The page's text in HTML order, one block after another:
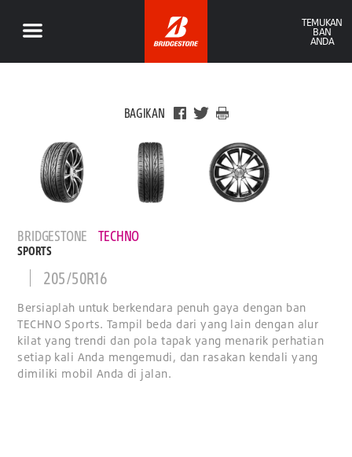
TEMUKAN
BAN
ANDA
BAGIKAN
BRIDGESTONE TECHNO
SPORTS
205/50R16
Bersiaplah untuk berkendara penuh gaya dengan ban
TECHNO Sports. Tampil beda dari yang lain dengan alur
kilat yang trendi dan pola tapak yang menarik perhatian
setiap kali Anda mengemudi, dan rasakan kendali yang
dimiliki mobil Anda di jalan.